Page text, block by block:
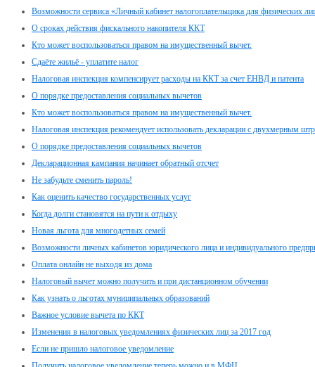
Возможности сервиса «Личный кабинет налогоплательщика для физических
О сроках действия фискального накопителя ККТ
Кто может воспользоваться правом на имущественный вычет.
Сдаёте жильё - уплатите налог
Налоговая инспекция компенсирует расходы на ККТ за счет ЕНВД и патента
О порядке предоставления социальных вычетов
Кто может воспользоваться правом на имущественный вычет.
Налоговая инспекция рекомендует использовать декларации с двухмерным
О порядке предоставления социальных вычетов
Декларационная кампания начинает обратный отсчет
Не забудьте сменить пароль!
Как оценить качество государственных услуг
Когда долги становятся на пути к отдыху
Новая льгота для многодетных семей
Возможности личных кабинетов юридического лица и индивидуального
Оплата онлайн не выходя из дома
Налоговый вычет можно получить и при дистанционном обучении
Как узнать о льготах муниципальных образований
Важное условие вычета по ККТ
Изменения в налоговых уведомлениях физических лиц за 2017 год
Если не пришло налоговое уведомление